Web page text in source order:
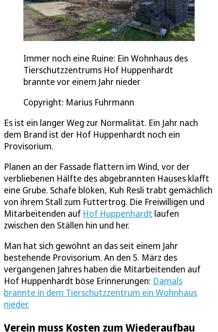
Immer noch eine Ruine: Ein Wohnhaus des
Tierschutzzentrums Hof Huppenhardt
brannte vor einem Jahr nieder
Copyright: Marius Fuhrmann
Es ist ein langer Weg zur Normalität. Ein Jahr nach
dem Brand ist der Hof Huppenhardt noch ein
Provisorium.
Planen an der Fassade flattern im Wind, vor der
verbliebenen Hälfte des abgebrannten Hauses klafft
eine Grube. Schafe blöken, Kuh Resli trabt gemächlich
von ihrem Stall zum Futtertrog. Die Freiwilligen und
Mitarbeitenden auf Hof Huppenhardt laufen
zwischen den Ställen hin und her.
Man hat sich gewöhnt an das seit einem Jahr
bestehende Provisorium. An den 5. März des
vergangenen Jahres haben die Mitarbeitenden auf
Hof Huppenhardt böse Erinnerungen: Damals
brannte in dem Tierschutzzentrum ein Wohnhaus
nieder.
Verein muss Kosten zum Wiederaufbau